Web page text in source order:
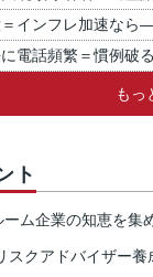
インフレ加速なら
電話頻繁＝慣例破
もっ
ト
ム企業の知恵を集
スクアドバイザー